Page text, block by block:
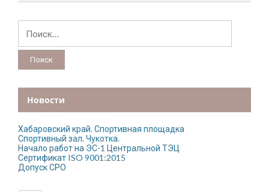
Найти:
Новости
Хабаровский край. Спортивная площадка
Спортивный зал. Чукотка.
Начало работ на ЭС-1 Центральной ТЭЦ
Сертификат ISO 9001:2015
Допуск СРО